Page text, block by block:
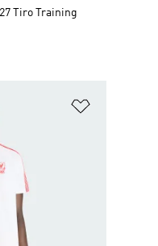
Tiro Training